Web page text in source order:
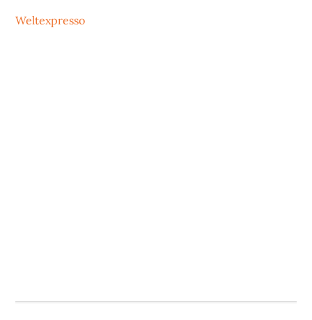
Weltexpresso